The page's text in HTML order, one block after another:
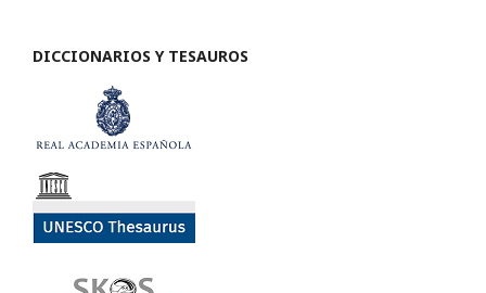
DICCIONARIOS Y TESAUROS